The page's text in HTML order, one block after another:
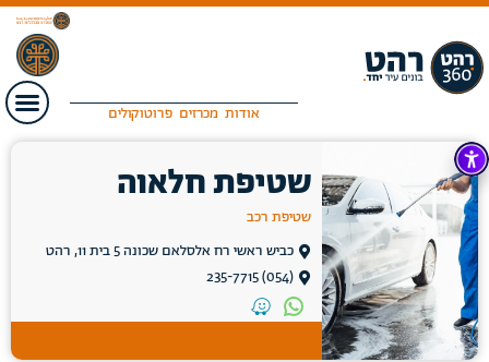
אודות מכרזים פרוטוקולים
שטיפת חלאוה
שטיפת רכב
כביש ראשי רח אלסלאם שכונה 5 בית 11, רהט
(054) 235-7715